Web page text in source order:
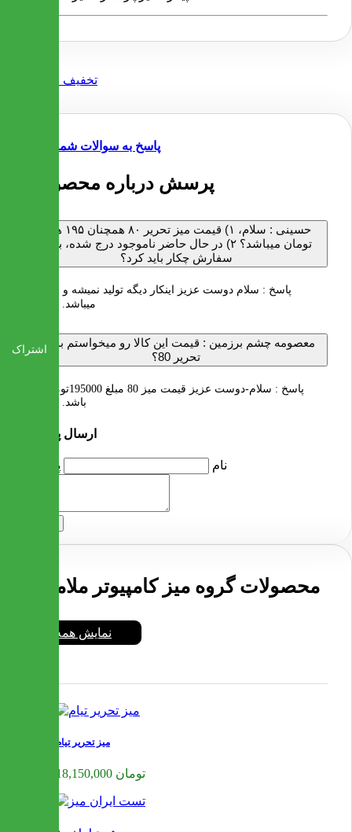
پاسخ به سوالات شما
2 پرسش درباره محصول
حسینی :
سلام، ۱) قیمت میز تحریر ۸۰ همچنان ۱۹۵ هزار
تومان میباشد؟ ۲) در حال حاضر ناموجود درج شده، برای
سفارش چکار باید کرد؟
پاسخ : سلام دوست عزیز اینکار دیگه تولید نمیشه و ناموجود
میباشد. با تشکر
معصومه چشم برزمین : قیمت این کالا رو میخواستم بدونم
تحریر 80؟
پاسخ :
سلام-دوست عزیز قیمت میز 80 مبلغ 195000تومان می
باشد. با تشکر
ارسال پرسش
نام پرسش
محصولات گروه میز کامپیوتر ملامینه
نمایش همه
میز تحریر تیام
18,150,000 تومان
اشتراک